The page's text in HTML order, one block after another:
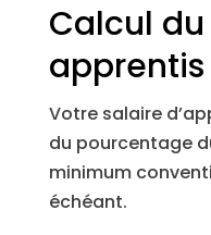
Calcul
Votre salaire
du pourcentage
minimum
échéant.